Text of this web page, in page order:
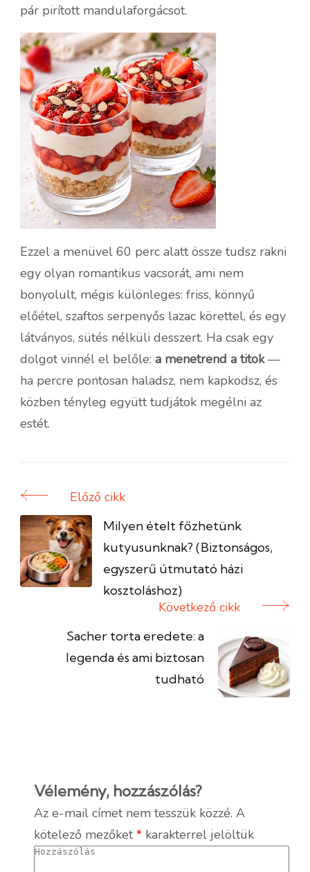
pár pirított mandulaforgácsot.
Ezzel a menüvel 60 perc alatt össze tudsz rakni
egy olyan romantikus vacsorát, ami nem
bonyolult, mégis különleges: friss, könnyű
előétel, szaftos serpenyős lazac körettel, és egy
látványos, sütés nélküli desszert. Ha csak egy
dolgot vinnél el belőle: a menetrend a titok—
ha percre pontosan haladsz, nem kapkodsz, és
közben tényleg együtt tudjátok megélni az
estét.
Bejegyzés
navigáció
Előző cikk
Milyen ételt főzhetünk
kutyusunknak? (Biztonságos,
egyszerű útmutató házi
kosztoláshoz)
Következő cikk
Sacher torta eredete: a
legenda és ami biztosan
tudható
Vélemény, hozzászólás?
Az e-mail címet nem tesszük közzé. A
kötelező mezőket* karakterrel jelöltük